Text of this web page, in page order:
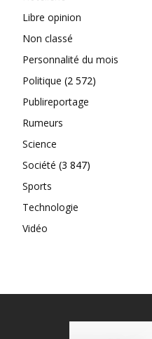
Libre opinion
Non classé
Personnalité du mois
Politique (2 572)
Publireportage
Rumeurs
Science
Société (3 847)
Sports
Technologie
Vidéo